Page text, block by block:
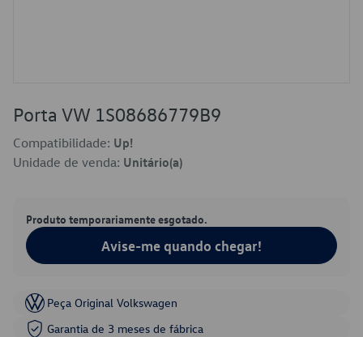
Porta VW 1S08686779B9
Compatibilidade: Up!
Unidade de venda: Unitário(a)
Produto temporariamente esgotado.
Avise-me quando chegar!
Peça Original Volkswagen
Garantia de 3 meses de fábrica